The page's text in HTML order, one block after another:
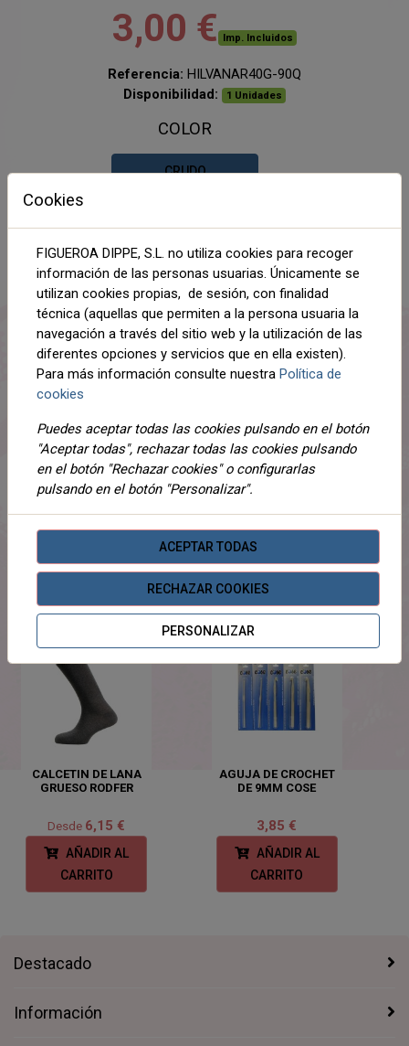
3,00 € Imp. Incluidos
Referencia: HILVANAR40G-90Q
Disponibilidad:
1 Unidades
COLOR
CRUDO
AÑADIR AL CARRITO
Compartir
DESCRIPCIÓN
ADJUNTOS
OPINIONES
¡Este producto no tiene descripción!
PRODUCTOSRELACIONADOS
CALCETIN DE LANA
GRUESO RODFER
Desde 6,15 €
AÑADIR AL
CARRITO
AGUJA DE CROCHET
DE 9MM COSE
3,85 €
AÑADIR AL
CARRITO
Destacado
Información
Cookies
FIGUEROA DIPPE, S.L. no utiliza cookies para recoger
información de las personas usuarias. Únicamente se
utilizan cookies propias, de sesión, con finalidad
técnica (aquellas que permiten a la persona usuaria la
navegación a través del sitio web y la utilización de las
diferentes opciones y servicios que en ella existen).
Para más información consulte nuestra Política de
cookies
Puedes aceptar todas las cookies pulsando en el botón
"Aceptar todas", rechazar todas las cookies pulsando
en el botón "Rechazar cookies" o configurarlas
pulsando en el botón "Personalizar".
ACEPTAR TODAS
RECHAZAR COOKIES
PERSONALIZAR